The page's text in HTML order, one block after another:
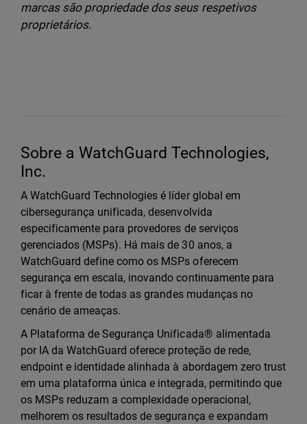
marcas são propriedade dos seus respetivos
proprietários.
Sobre a WatchGuard Technologies,
Inc.
A WatchGuard Technologies é líder global em
cibersegurança unificada, desenvolvida
especificamente para provedores de serviços
gerenciados (MSPs). Há mais de 30 anos, a
WatchGuard define como os MSPs oferecem
segurança em escala, inovando continuamente para
ficar à frente de todas as grandes mudanças no
cenário de ameaças.
A Plataforma de Segurança Unificada® alimentada
por IA da WatchGuard oferece proteção de rede,
endpoint e identidade alinhada à abordagem zero trust
em uma plataforma única e integrada, permitindo que
os MSPs reduzam a complexidade operacional,
melhorem os resultados de segurança e expandam